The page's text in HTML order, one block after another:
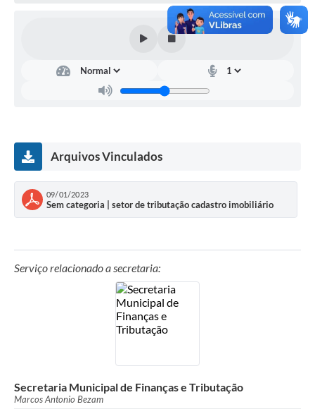
Arquivos Vinculados
09/01/2023
Sem categoria | setor de tributação cadastro imobiliário
Serviço relacionado a secretaria:
Secretaria Municipal de Finanças e Tributação
Marcos Antonio Bezam